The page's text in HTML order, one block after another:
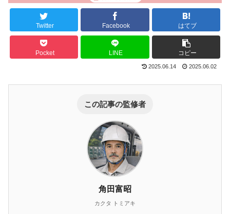
Twitter Facebook はてブ
Pocket LINE コピー
2025.06.14 2025.06.02
この記事の監修者
角田富昭
カクタ トミアキ